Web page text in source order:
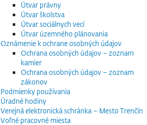
Útvar právny
Útvar školstva
Útvar sociálnych vecí
Útvar územného plánovania
Oznámenie k ochrane osobných údajov
Ochrana osobných údajov – zoznam
kamier
Ochrana osobných údajov – zoznam
zákonov
Podmienky používania
Úradné hodiny
Verejná elektronická schránka – Mesto Trenčín
Voľné pracovné miesta